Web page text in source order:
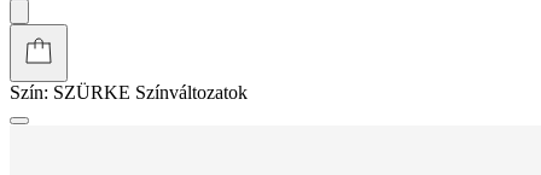
Szín: SZÜRKE Színváltozatok